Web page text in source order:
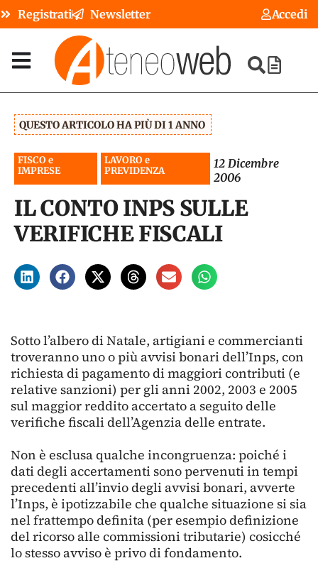
Registrati Newsletter Accedi
QUESTO ARTICOLO HA PIÙ DI 1 ANNO
FISCO e
IMPRESE
LAVORO e
PREVIDENZA
12 Dicembre
2006
IL CONTO INPS SULLE
VERIFICHE FISCALI
Sotto l’albero di Natale, artigiani e commercianti
troveranno uno o più avvisi bonari dell’Inps, con
richiesta di pagamento di maggiori contributi (e
relative sanzioni) per gli anni 2002, 2003 e 2005
sul maggior reddito accertato a seguito delle
verifiche fiscali dell’Agenzia delle entrate.
Non è esclusa qualche incongruenza: poiché i
dati degli accertamenti sono pervenuti in tempi
precedenti all’invio degli avvisi bonari, avverte
l’Inps, è ipotizzabile che qualche situazione si sia
nel frattempo definita (per esempio definizione
del ricorso alle commissioni tributarie) cosicché
lo stesso avviso è privo di fondamento.